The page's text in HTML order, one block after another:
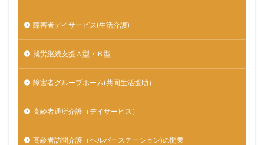
障害者デイサービス(生活介護)
就労継続支援Ａ型・Ｂ型
障害者グループホーム(共同生活援助）
高齢者通所介護（デイサービス）
高齢者訪問介護（ヘルパーステーション)の開業